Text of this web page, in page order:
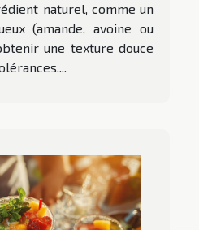
naturel, comme un
(amande, avoine ou
une texture douce